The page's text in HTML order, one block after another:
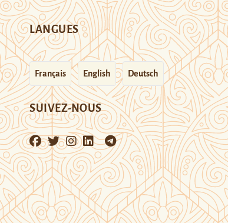
LANGUES
Français English Deutsch
SUIVEZ-NOUS